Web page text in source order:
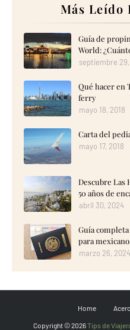
Más Leído
Guía de
World:
septiembre
Qué hacer en
ferry
mayo 18, 2018
Carta del
mayo 17, 2018
Descubre Las
50 años de
abril 30, 2024
Guía
para
marzo 26, 2024
Home
Copyright ©2026Tips de